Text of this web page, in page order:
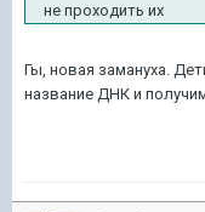
не проходить их
Гы, новая замануха.
название ДНК и